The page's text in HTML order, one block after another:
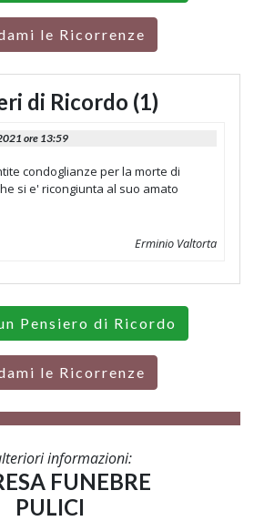
le Ricorrenze
di Ricordo (1)
ore 13:59
condoglianze per la morte di
si e' ricongiunta al suo amato
Erminio Valtorta
Pensiero di Ricordo
le Ricorrenze
informazioni:
FUNEBRE
PULICI